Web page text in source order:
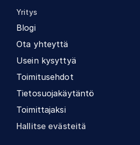
Yritys
Blogi
Ota yhteyttä
Usein kysyttyä
Toimitusehdot
Tietosuojakäytäntö
Toimittajaksi
Hallitse evästeitä